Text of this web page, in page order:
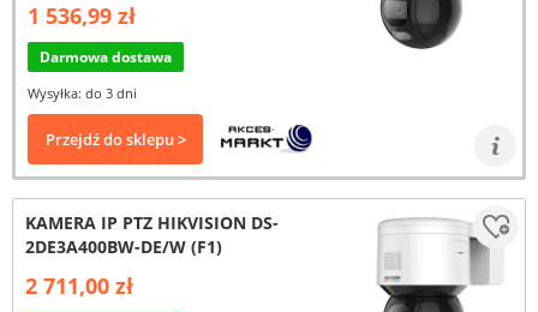
1 536,99 zł
Darmowa dostawa
Wysyłka: do 3 dni
Przejdź do sklepu >
KAMERA IP PTZ HIKVISION DS-
2DE3A400BW-DE/W (F1)
2 711,00 zł